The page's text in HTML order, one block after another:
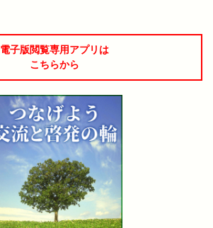
電子版閲覧専用アプリは
こちらから